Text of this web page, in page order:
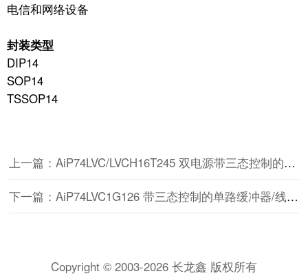
电信和网络设备
封装类型
DIP14
SOP14
TSSOP14
上一篇：AiP74LVC/LVCH16T245 双电源带三态控制的16路总线收发器
下一篇：AiP74LVC1G126 带三态控制的单路缓冲器/线驱动器
Copyright © 2003-2026 长龙鑫 版权所有